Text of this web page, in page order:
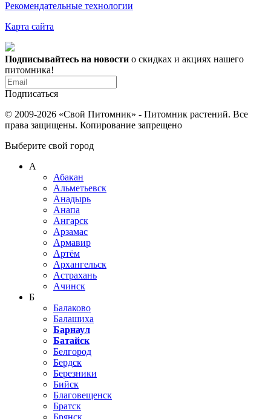
Рекомендательные технологии
Карта сайта
Подписывайтесь на новости о скидках и акциях нашего
питомника!
Подписаться
© 2009-2026 «Свой Питомник» - Питомник растений. Все
права защищены. Копирование запрещено
Выберите свой город
А
Абакан
Альметьевск
Анадырь
Анапа
Ангарск
Арзамас
Армавир
Артём
Архангельск
Астрахань
Ачинск
Б
Балаково
Балашиха
Барнаул
Батайск
Белгород
Бердск
Березники
Бийск
Благовещенск
Братск